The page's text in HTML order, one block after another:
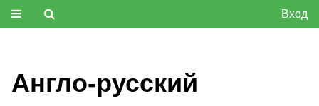
Вход
Англо-русский